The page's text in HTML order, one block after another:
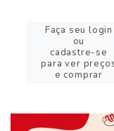
Faça seu login
ou
cadastre-se
para ver
e comprar